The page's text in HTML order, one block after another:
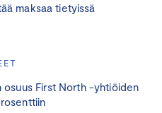
maksaa tietyissä
osuus First North -yhtiöiden